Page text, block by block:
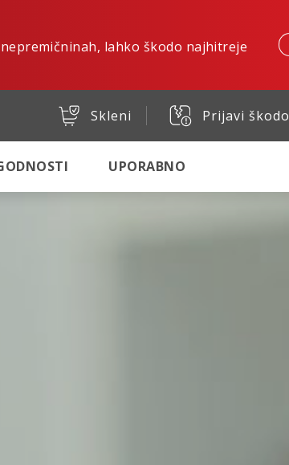
lahko škodo najhitreje
Skleni Prijavi škodo
UPORABNO